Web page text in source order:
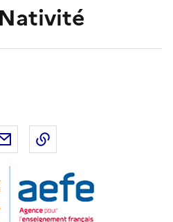
Blueskysur LinkedIn
Partager par email